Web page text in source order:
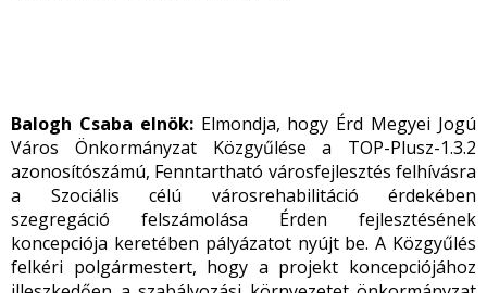
Balogh Csaba elnök: Elmondja, hogy Érd Megyei Jogú
Város Önkormányzat Közgyűlése a TOP-Plusz-1.3.2
azonosítószámú, Fenntartható városfejlesztés felhívásra
a Szociális célú városrehabilitáció érdekében
szegregáció felszámolása Érden fejlesztésének
koncepciója keretében pályázatot nyújt be. A Közgyűlés
felkéri polgármestert, hogy a projekt koncepciójához